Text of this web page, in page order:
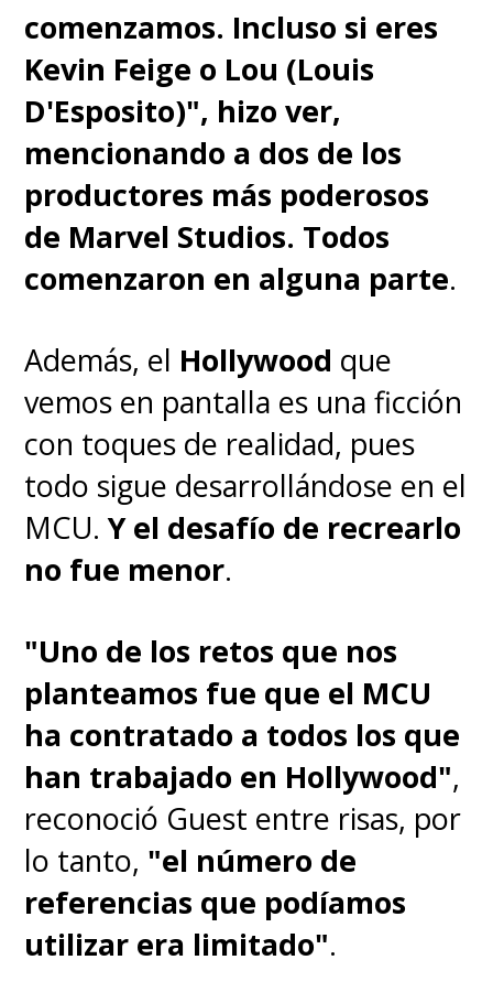
comenzamos. Incluso si eres
Kevin Feige o Lou (Louis
D'Esposito)", hizo ver,
mencionando a dos de los
productores más poderosos
de Marvel Studios. Todos
comenzaron en alguna parte.
Además, el Hollywood que
vemos en pantalla es una ficción
con toques de realidad, pues
todo sigue desarrollándose en el
MCU.Y el desafío de recrearlo
no fue menor.
"Uno de los retos que nos
planteamos fue que el MCU
ha contratado a todos los que
han trabajado en Hollywood",
reconoció Guest entre risas, por
lo tanto, "el número de
referencias que podíamos
utilizar era limitado".